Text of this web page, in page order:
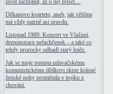
život zachránit, až o něj přišel…
Děkanovo kvarteto, aneb, jak většina
má vždy patrně asi pravdu.
Listopad 1989: Koncert ve Vlašimi,
demonstrace nefachčenek – a také co
tehdy prorocky odhadl starý kněz.
Jak se moje pomsta udavačskému
komunistickému dědkovi skrze krásné
ženské nohy proměnila v trojku z
chování.